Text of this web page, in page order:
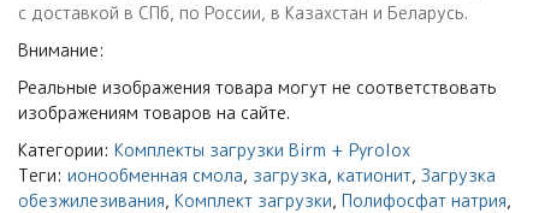
с доставкой в СПб, по России, в Казахстан и Беларусь.
Внимание:
Реальные изображения товара могут не соответствовать
изображениям товаров на сайте.
Категории: Комплекты загрузки Birm + Pyrolox
Теги: ионообменная смола, загрузка, катионит, Загрузка
обезжилезивания, Комплект загрузки, Полифосфат натрия,